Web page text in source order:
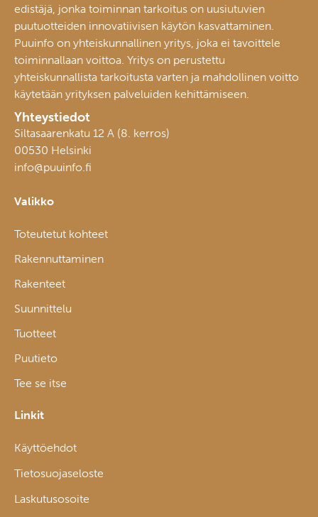
edistäjä, jonka toiminnan tarkoitus on uusiutuvien
puutuotteiden innovatiivisen käytön kasvattaminen.
Puuinfo on yhteiskunnallinen yritys, joka ei tavoittele
toiminnallaan voittoa. Yritys on perustettu
yhteiskunnallista tarkoitusta varten ja mahdollinen voitto
käytetään yrityksen palveluiden kehittämiseen.
Yhteystiedot
Siltasaarenkatu 12 A (8. kerros)
00530 Helsinki
info@puuinfo.fi
Valikko
Toteutetut kohteet
Rakennuttaminen
Rakenteet
Suunnittelu
Tuotteet
Puutieto
Tee se itse
Linkit
Käyttöehdot
Tietosuojaseloste
Laskutusosoite